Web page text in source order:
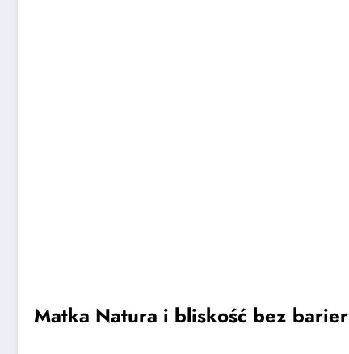
Matka Natura i bliskość bez barier